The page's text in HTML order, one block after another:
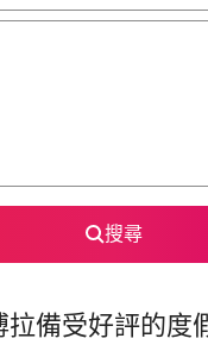
搜尋
拉備受好評的度